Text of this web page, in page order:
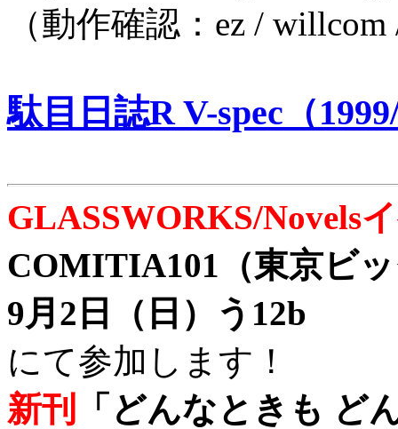
（動作確認：ez /
駄目日誌R V-spec（
GLASSWORKS/Novels
COMITIA101（東京ビ
9月2日（日）う12b
にて参加します！
新刊
「どんなときも ど